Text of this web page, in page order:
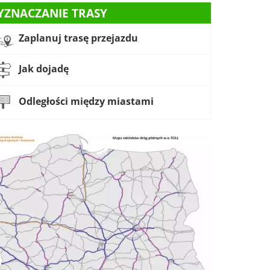
TRASY
Zaplanuj trasę przejazdu
Jak dojadę
Odległości między miastami